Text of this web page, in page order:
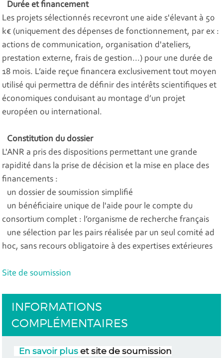
Durée et financement
Les projets sélectionnés recevront une aide s'élevant à 50
k€ (uniquement des dépenses de fonctionnement, par ex :
actions de communication, organisation d'ateliers,
prestation externe, frais de gestion...) pour une durée de
18 mois. L’aide reçue financera exclusivement tout moyen
utilisé qui permettra de définir des intérêts scientifiques et
économiques conduisant au montage d’un projet
européen ou international.
Constitution du dossier
L'ANR a pris des dispositions permettant une grande
rapidité dans la prise de décision et la mise en place des
financements :
un dossier de soumission simplifié
un bénéficiaire unique de l'aide pour le compte du
consortium complet : l’organisme de recherche français
une sélection par les pairs réalisée par un seul comité ad
hoc, sans recours obligatoire à des expertises extérieures
Site de soumission
INFORMATIONS
COMPLÉMENTAIRES
En savoir plus et site de soumission